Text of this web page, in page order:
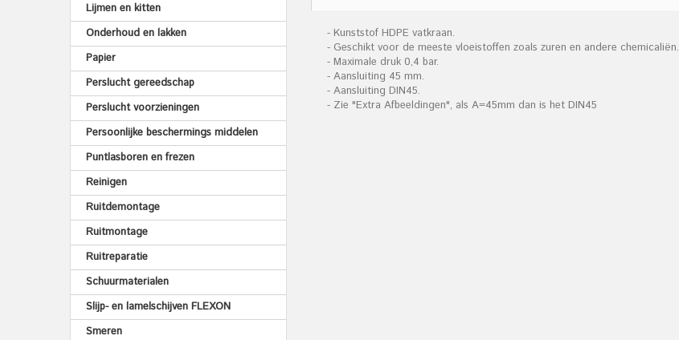
Lijmen en kitten
Onderhoud en lakken
Papier
Perslucht gereedschap
Perslucht voorzieningen
Persoonlijke beschermings middelen
Puntlasboren en frezen
Reinigen
Ruitdemontage
Ruitmontage
Ruitreparatie
Schuurmaterialen
Slijp- en lamelschijven FLEXON
Smeren
- Kunststof HDPE vatkraan.
- Geschikt voor de meeste vloeistoffen zoals zuren en andere chemicaliën.
- Maximale druk 0,4 bar.
- Aansluiting 45 mm.
- Aansluiting DIN45.
- Zie "Extra Afbeeldingen", als A=45mm dan is het DIN45